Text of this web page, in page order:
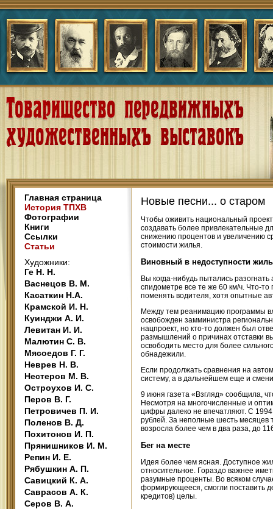
Главная страница
История ТПХВ
Фотографии
Книги
Ссылки
Статьи
Художники:
Ге Н. Н.
Васнецов В. М.
Касаткин Н.А.
Крамской И. Н.
Куинджи А. И.
Левитан И. И.
Малютин С. В.
Мясоедов Г. Г.
Неврев Н. В.
Нестеров М. В.
Остроухов И. С.
Перов В. Г.
Петровичев П. И.
Поленов В. Д.
Похитонов И. П.
Прянишников И. М.
Репин И. Е.
Рябушкин А. П.
Савицкий К. А.
Саврасов А. К.
Серов В. А.
Новые песни... о старом
Чтобы оживить национальный
создавать более привлекательные
снижению процентов и увеличению
стоимости жилья.
Виновный в недоступности
Вы когда-нибудь пытались
спидометре все те же 60 км/ч. Что-
поменять водителя, хотя опытные
Между тем реанимацию программы
освобожден замминистра
нацпроект, но кто-то должен был
размышлений о причинах отставки
освободить место для более
обнадежили.
Если продолжать сравнения на
систему, а в дальнейшем еще и
9 июня газета «Взгляд» сообщила,
Несмотря на многочисленные и
цифры далеко не впечатляют. С
рублей. За неполные шесть месяцев
возросла более чем в два раза, до
Бег на месте
Идея более чем ясная. Доступное
относительное. Гораздо важнее
разумные проценты. Во всяком
формирующееся, смогли поставить
кредитов) целы.